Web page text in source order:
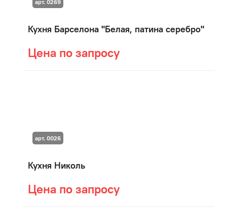
Кухня Барселона "Белая, патина серебро"
Цена по запросу
арт. 0269
Кухня Николь
Цена по запросу
арт. 0026